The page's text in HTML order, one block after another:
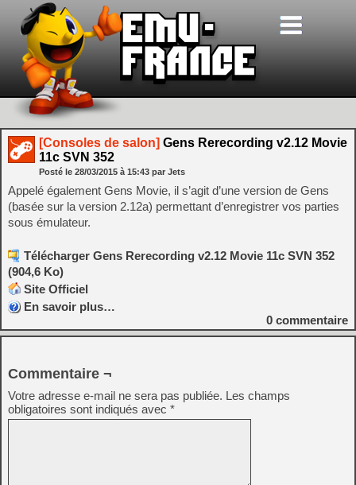
[Consoles de salon] Gens Rerecording v2.12 Movie
11c SVN 352
Posté le 28/03/2015 à 15:43 par Jets
Appelé également Gens Movie, il s’agit d’une version de Gens
(basée sur la version 2.12a) permettant d’enregistrer vos parties
sous émulateur.
Télécharger Gens Rerecording v2.12 Movie 11c SVN 352
(904,6 Ko)
Site Officiel
En savoir plus…
0 commentaire
Commentaire ¬
Votre adresse e-mail ne sera pas publiée. Les champs
obligatoires sont indiqués avec *